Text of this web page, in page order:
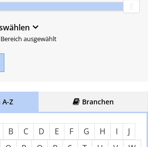
ausgewählt
Z Branchen
Nach Anfangsbuchstaben filtern
B C D E F G H I
J